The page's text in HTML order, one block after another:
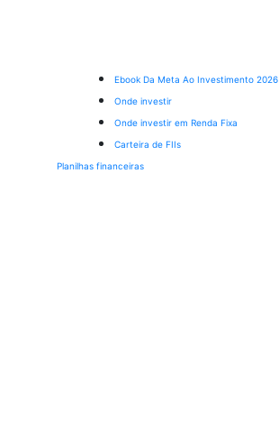
Ebook Da Meta Ao Investimento 2026
Onde investir
Onde investir em Renda Fixa
Carteira de FIIs
Planilhas financeiras